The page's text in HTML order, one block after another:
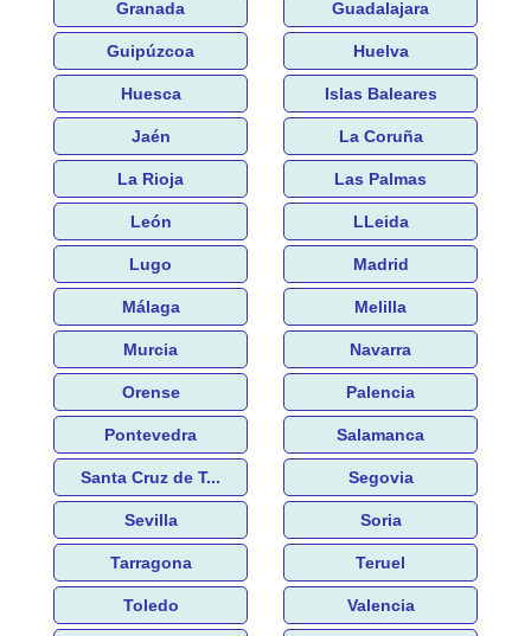
Granada Guadalajara
Guipúzcoa Huelva
Huesca Islas Baleares
Jaén La Coruña
La Rioja Las Palmas
León LLeida
Lugo Madrid
Málaga Melilla
Murcia Navarra
Orense Palencia
Pontevedra Salamanca
Santa Cruz de T... Segovia
Sevilla Soria
Tarragona Teruel
Toledo Valencia